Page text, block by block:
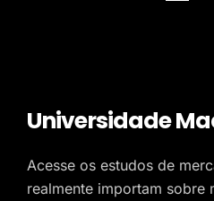
Universidade
Acesse os estudos de
realmente importam sobre